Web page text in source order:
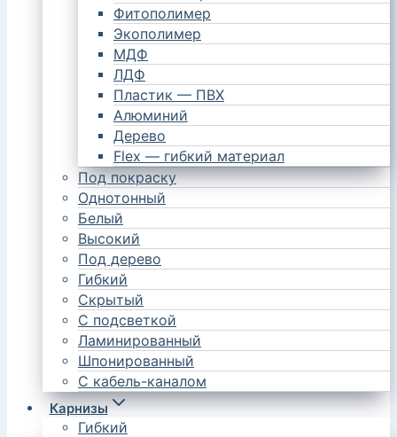
Фитополимер
Экополимер
МДФ
ЛДФ
Пластик — ПВХ
Алюминий
Дерево
Flex — гибкий материал
Под покраску
Однотонный
Белый
Высокий
Под дерево
Гибкий
Скрытый
С подсветкой
Ламинированный
Шпонированный
С кабель-каналом
Карнизы
Гибкий